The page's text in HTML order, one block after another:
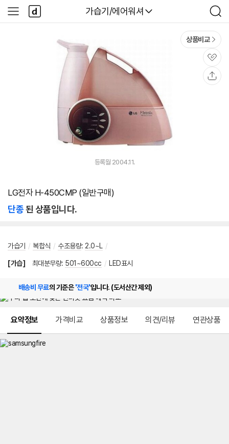
다나와
가습기/에어워셔
검
색
사
이
다
나
와
상품비교
관
심
등록월 2004.11.
LG전자 H-450CMP (일반구매)
단종된 상품입니다.
가습기 / 복합식 / 수조용량: 2.0~L /
[가습] 최대분무량: 501~600cc / LED표시
배송비 무료의 기준은'전국'입니다. (도서산간 제외)
요약정보 가격비교 상품정보 의견/리뷰 연관상품